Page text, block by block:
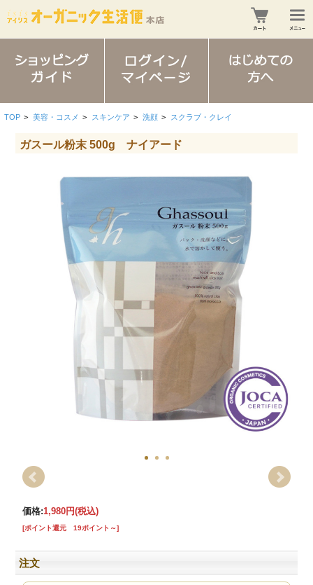
TOP > 美容・コスメ > スキンケア > 洗顔 > スクラブ・クレイ
ガスール粉末 500g ナイアード
価格:1,980円(税込)
[ポイント還元 19ポイント～]
注文